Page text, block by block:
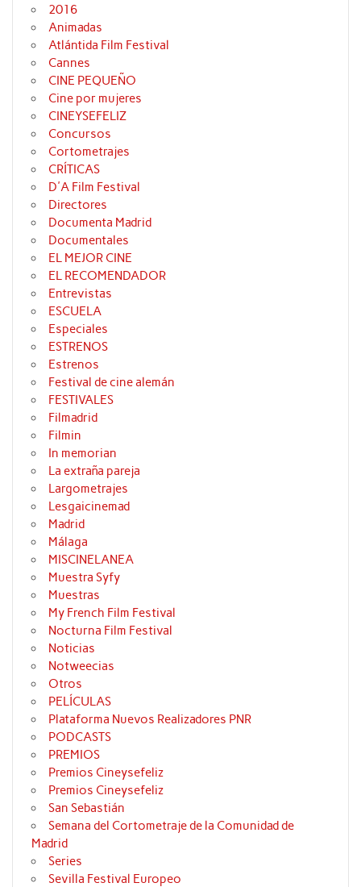
2016
Animadas
Atlántida Film Festival
Cannes
CINE PEQUEÑO
Cine por mujeres
CINEYSEFELIZ
Concursos
Cortometrajes
CRÍTICAS
D'A Film Festival
Directores
Documenta Madrid
Documentales
EL MEJOR CINE
EL RECOMENDADOR
Entrevistas
ESCUELA
Especiales
ESTRENOS
Estrenos
Festival de cine alemán
FESTIVALES
Filmadrid
Filmin
In memorian
La extraña pareja
Largometrajes
Lesgaicinemad
Madrid
Málaga
MISCINELANEA
Muestra Syfy
Muestras
My French Film Festival
Nocturna Film Festival
Noticias
Notweecias
Otros
PELÍCULAS
Plataforma Nuevos Realizadores PNR
PODCASTS
PREMIOS
Premios Cineysefeliz
Premios Cineysefeliz
San Sebastián
Semana del Cortometraje de la Comunidad de
Madrid
Series
Sevilla Festival Europeo